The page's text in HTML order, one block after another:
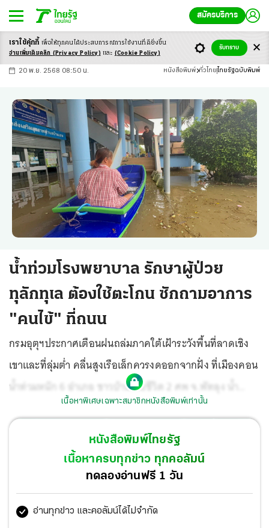
สมัครบริการ
-ก ก ก+
20 พ.ย. 2568 08:50 น. หนังสือพิมพ์ ทั่วไทย ไทยรัฐฉบับพิมพ์
น้ำท่วมโรงพยาบาล รักษาผู้ป่วย
ทุลักทุเล ต้องใช้ตะโกน ซักถามอาการ
"คนไข้" ที่ถนน
กรมอุตุฯประกาศเตือนฝนถล่มภาคใต้เฝ้าระวังพื้นที่ลาดเชิง
เขาและที่ลุ่มต่ำ คลื่นสูงเรือเล็กควรงดออกจากฝั่ง ที่เมืองคอน
น้ำท่วมหนัก 6 อำเภอ ชาวบ้านเสียชีวิต 2 ศพ จ.พัทลุง น้ำ
ทะลักเข้าตลาด ปภ.ออกประกาศเตือน 11 อำเภอ สุราษฎร์ฯยัง
อ่วมน้ำไหลเชี่ยว จ.นครสวรรค์ น้ำท่วมโรงเรียนครูหาที่สอน
เด็กชั่วคราว จ.อ่างทอง ผู้ป่วยต้องพายเรือไปหาหมอ ชาว
อยุธยาชีวิตติดเกาะอยู่อย่างลำบาก
เนื้อหาพิเศษเฉพาะสมาชิกหนังสือพิมพ์เท่านั้น
หนังสือพิมพ์ไทยรัฐ
เนื้อหาครบทุกข่าว ทุกคอลัมน์
ทดลองอ่านฟรี 1 วัน
อ่านทุกข่าว และคอลัมน์ได้ไม่จำกัด
เราใช้คุ้กกี้ เพื่อให้ทุกคนได้ประสบการณ์การใช้งานที่ดียิ่งขึ้น
อ่านเพิ่มเติมคลิก (Privacy Policy) และ (Cookie Policy)
รับทราบ